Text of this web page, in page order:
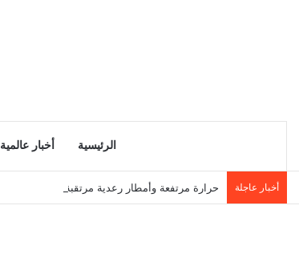
الرئيسية أخبار عالمية
أخبار عاجلة حرارة مرتفعة وأمطار رعدية مرتقبة بعد الظهر